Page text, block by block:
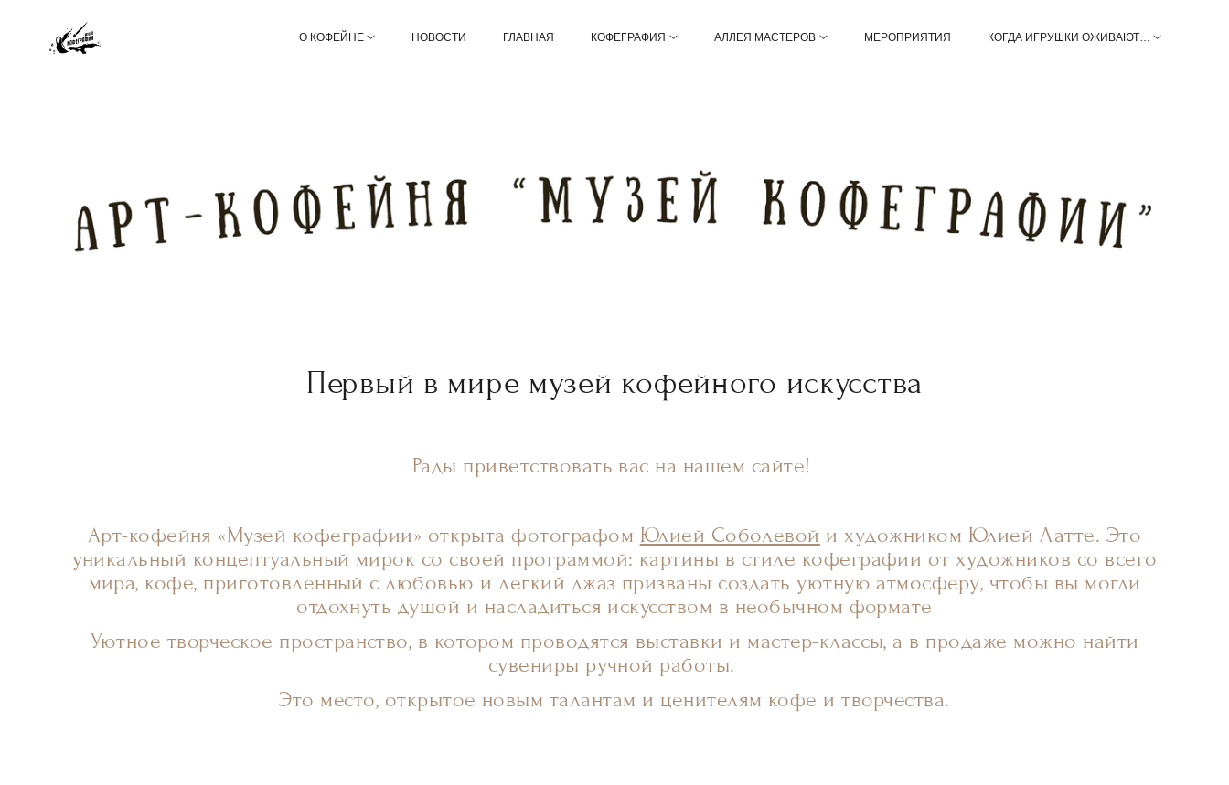
О КОФЕЙНЕ НОВОСТИ ГЛАВНАЯ КОФЕГРАФИЯ АЛЛЕЯ МАСТЕРОВ МЕРОПРИЯТИЯ КОГДА ИГРУШКИ ОЖИВАЮТ…
Первый в мире музей кофейного искусства
Рады приветствовать вас на нашем сайте!
Арт-кофейня «Музей кофеграфии» открыта фотографом Юлией Соболевой и художником Юлией Латте. Это
уникальный концептуальный мирок со своей программой: картины в стиле кофеграфии от художников со всего
мира, кофе, приготовленный с любовью и легкий джаз призваны создать уютную атмосферу, чтобы вы могли
отдохнуть душой и насладиться искусством в необычном формате
Уютное творческое пространство, в котором проводятся выставки и мастер-классы, а в продаже можно найти
сувениры ручной работы.
Это место, открытое новым талантам и ценителям кофе и творчества.